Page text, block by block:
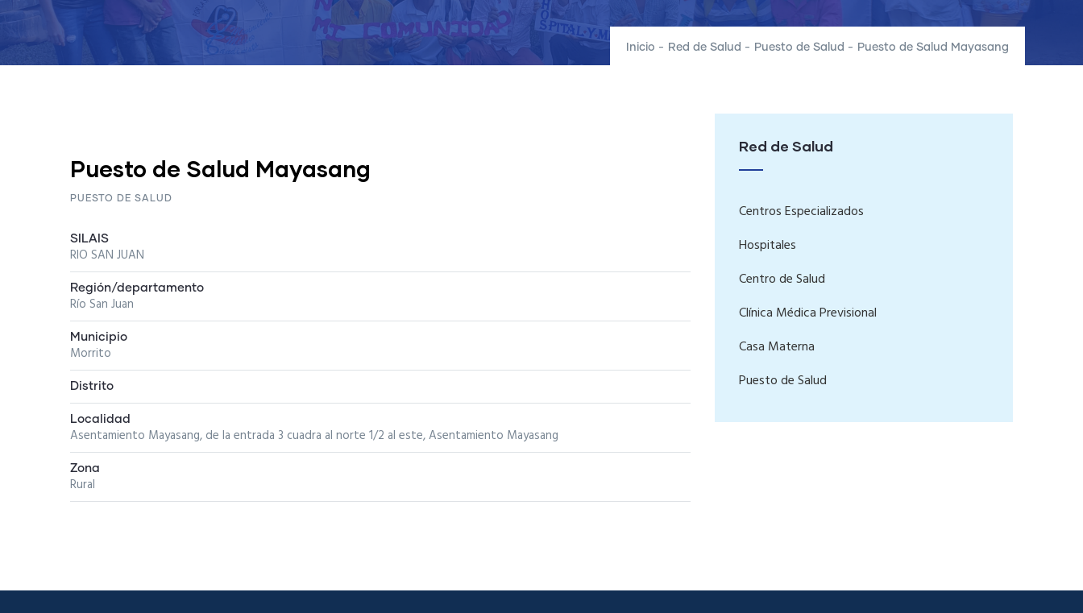
Inicio - Red de Salud - Puesto de Salud - Puesto de Salud Mayasang
Puesto de Salud Mayasang
PUESTO DE SALUD
SILAIS
RIO SAN JUAN
Región/departamento
Río San Juan
Municipio
Morrito
Distrito
Localidad
Asentamiento Mayasang, de la entrada 3 cuadra al norte 1/2 al este, Asentamiento Mayasang
Zona
Rural
Red de Salud
Centros Especializados
Hospitales
Centro de Salud
Clínica Médica Previsional
Casa Materna
Puesto de Salud